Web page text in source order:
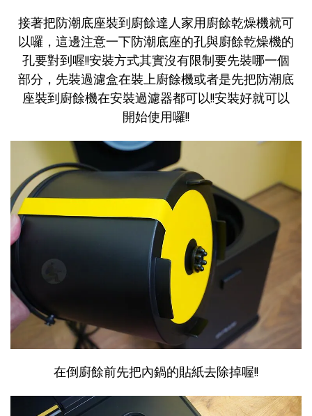
接著把防潮底座裝到廚餘達人家用廚餘乾燥機就可
以囉，這邊注意一下防潮底座的孔與廚餘乾燥機的
孔要對到喔!!安裝方式其實沒有限制要先裝哪一個
部分，先裝過濾盒在裝上廚餘機或者是先把防潮底
座裝到廚餘機在安裝過濾器都可以!!安裝好就可以
開始使用囉!!
在倒廚餘前先把內鍋的貼紙去除掉喔!!